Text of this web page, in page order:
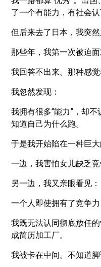
了一个有能力，有社会认
但后来去了日本，我突
那些年，我第一次被迫
我回答不出来。那种感觉
我忽然发现：
我拥有很多“能力”，却
知道自己为什么跑。
于是我开始陷在一种巨大
一边，我害怕女儿缺乏竞
另一边，我又亲眼看见：
一个人即使拥有了竞争
我既无法认同彻底放任
成简历加工厂。
我被卡在中间。不知道脚